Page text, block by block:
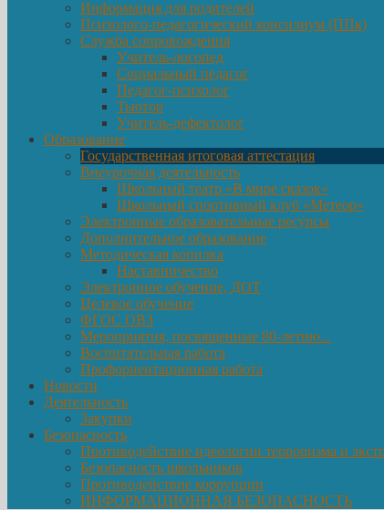
Информация для родителей
Психолого-педагогический консилиум (ППк)
Служба сопровождения
Учитель-логопед
Социальный педагог
Педагог-психолог
Тьютор
Учитель-дефектолог
Образование
Государственная итоговая аттестация
Внеурочная деятельность
Школьный театр «В мире сказок»
Школьный спортивный клуб «Метеор»
Электронные образовательные ресурсы
Дополнительное образование
Методическая копилка
Наставничество
Электронное обучение, ДОТ
Целевое обучение
ФГОС ОВЗ
Мероприятия, посвященные 80-летию...
Воспитательная работа
Профориентационная работа
Новости
Деятельность
Закупки
Безопасность
Противодействие идеологии терроризма и
Безопасность школьников
Противодействие коррупции
ИНФОРМАЦИОННАЯ БЕЗОПАСНОСТЬ